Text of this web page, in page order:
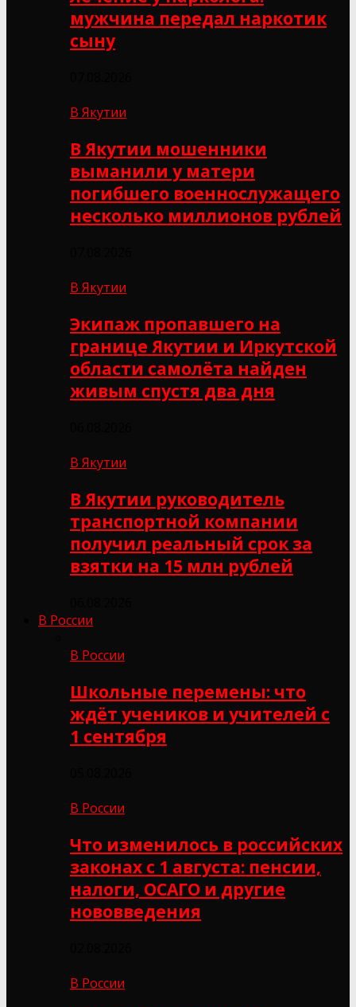
мужчина передал наркотик
сыну
В Якутии
В Якутии мошенники
выманили у матери
погибшего военнослужащего
несколько миллионов рублей
В Якутии
Экипаж пропавшего на
границе Якутии и Иркутской
области самолёта найден
живым спустя два дня
В Якутии
В Якутии руководитель
транспортной компании
получил реальный срок за
взятки на 15 млн рублей
В России
В России
Школьные перемены: что
ждёт учеников и учителей с
1 сентября
В России
Что изменилось в российских
законах с 1 августа: пенсии,
налоги, ОСАГО и другие
нововведения
В России